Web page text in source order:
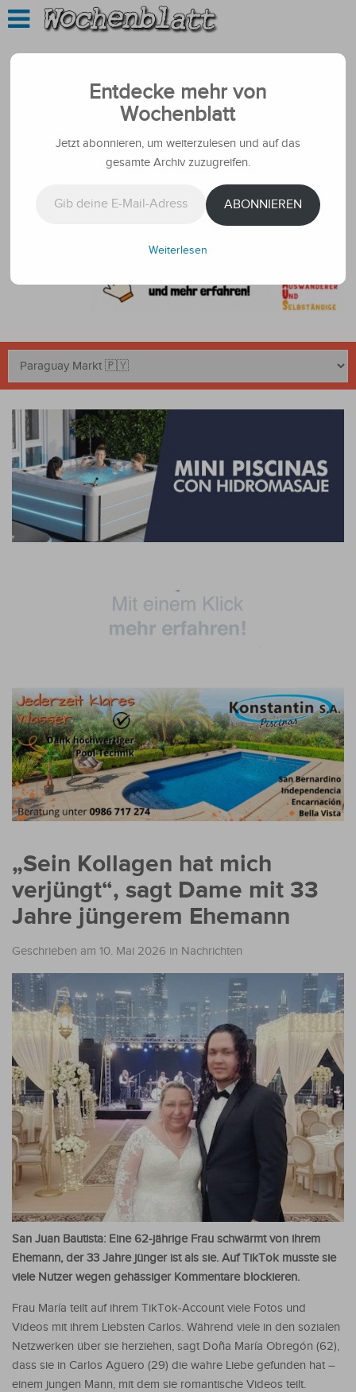
„Sein Kollagen hat mich
verjüngt“, sagt Dame mit 33
Jahre jüngerem Ehemann
Geschrieben am 10. Mai 2026 in Nachrichten
San Juan Bautista: Eine 62-jährige Frau schwärmt von ihrem
Ehemann, der 33 Jahre jünger ist als sie. Auf TikTok musste sie
viele Nutzer wegen gehässiger Kommentare blockieren.
Frau María teilt auf ihrem TikTok-Account viele Fotos und
Videos mit ihrem Liebsten Carlos. Während viele in den sozialen
Netzwerken über sie herziehen, sagt Doña María Obregón (62),
dass sie in Carlos Agüero (29) die wahre Liebe gefunden hat –
einem jungen Mann, mit dem sie romantische Videos teilt.
Entdecke mehr von
Wochenblatt
Jetzt abonnieren, um weiterzulesen und auf das
gesamte Archiv zuzugreifen.
ABONNIEREN
Weiterlesen